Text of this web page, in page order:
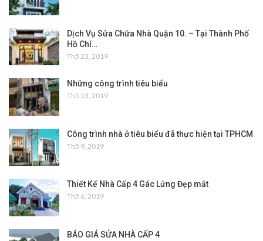
Dịch Vụ Sửa Chữa Nhà Quận 10. – Tại Thành Phố
Hồ Chí…
Th5 23, 2019
Những công trình tiêu biểu
Th5 13, 2019
Công trình nhà ở tiêu biểu đã thực hiện tại TPHCM
Th5 9, 2019
Thiết Kế Nhà Cấp 4 Gác Lửng Đẹp mắt
Th5 6, 2019
BÁO GIÁ SỬA NHÀ CẤP 4